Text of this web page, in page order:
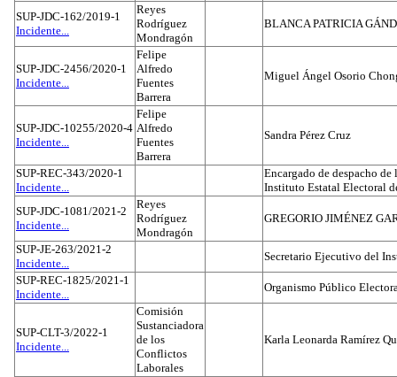
SUP-JDC-162/2019-1
Incidente...
Reyes
Rodríguez
Mondragón
BLANCA PATRICIA
SUP-JDC-2456/2020-1
Incidente...
Felipe
Alfredo
Fuentes
Barrera
Miguel Ángel Osorio
SUP-JDC-10255/2020-4
Incidente...
Felipe
Alfredo
Fuentes
Barrera
Sandra Pérez Cruz
SUP-REC-343/2020-1
Incidente...
Encargado de despacho
Instituto Estatal Electoral
SUP-JDC-1081/2021-2
Incidente...
Reyes
Rodríguez
Mondragón
GREGORIO JIMÉNEZ
SUP-JE-263/2021-2
Incidente...
Secretario Ejecutivo del
SUP-REC-1825/2021-1
Incidente...
Organismo Público
SUP-CLT-3/2022-1
Incidente...
Comisión
Sustanciadora
de los
Conflictos
Laborales
Karla Leonarda Ramírez